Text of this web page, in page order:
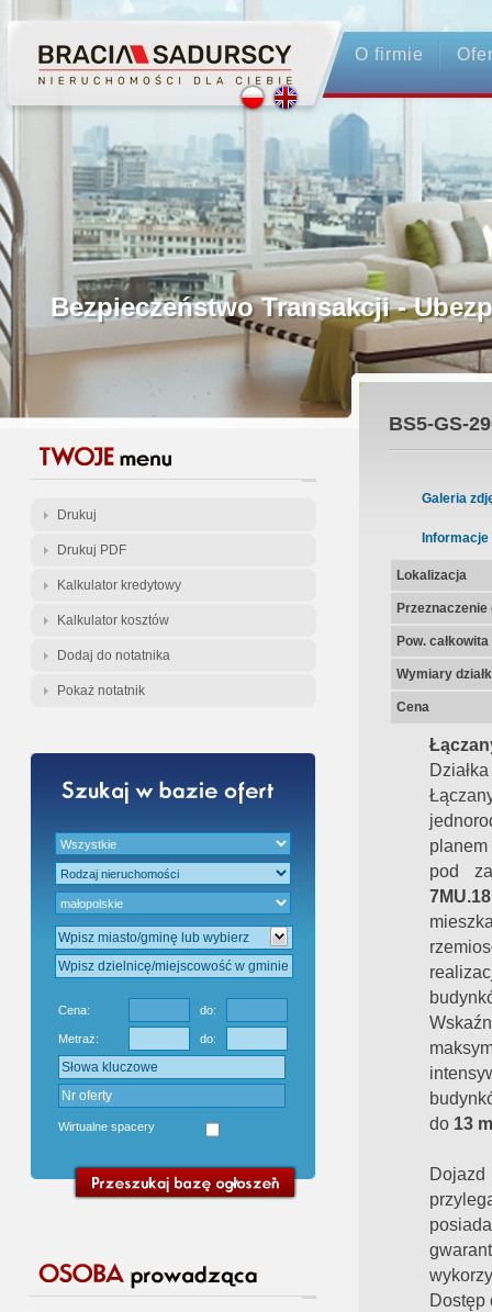
O firmie
Profesjonalne Pośrednictwo
Bezpieczeństwo Transakcji -
Licencjonowani Pośrednicy
Gwarancja Zwrotu Zadatku
Gratis - Przedwstępna Umowa
Drukuj
Drukuj PDF
Kalkulator kredytowy
Kalkulator kosztów
Dodaj do notatnika
Pokaż notatnik
Cena: do:
Metraż: do:
Wirtualne spacery
BS5-GS-
Galeria
Informacje
Lokalizacja
Przeznaczenie
Pow.
Wymiary
Cena
pod
7MU.18
do 13 m
Dostęp